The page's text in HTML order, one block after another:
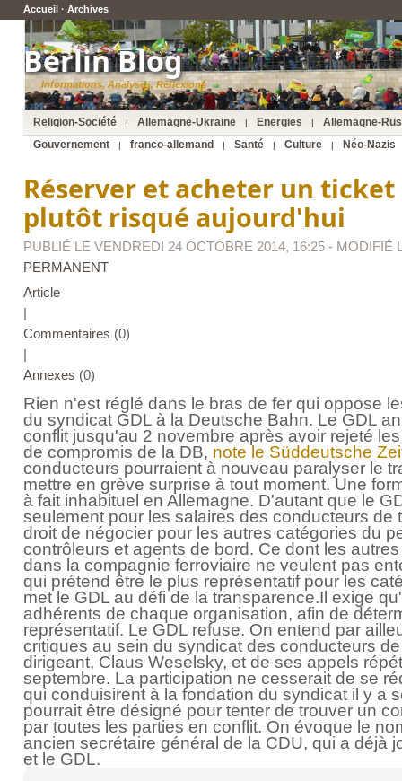
Accueil · Archives
Berlin Blog
Informations, Analyses, Réflexions
Religion-Société | Allemagne-Ukraine | Energies |
Allemagne-
Gouvernement
| franco-allemand | Santé | Culture | Néo-Nazis
Réserver et acheter un
plutôt risqué aujourd'hui
PUBLIÉ LE VENDREDI 24 OCTOBRE 2014, 16:25 - MODIFIÉ
PERMANENT
Article
|
Commentaires (0)
|
Annexes (0)
Rien n'est réglé dans le bras de fer qui oppose
du syndicat GDL à la Deutsche Bahn. Le GDL
conflit jusqu'au 2 novembre après avoir rejeté
de compromis de la DB, note le Süddeutsche
conducteurs pourraient à nouveau paralyser le
mettre en grève surprise à tout moment. Une
à fait inhabituel en Allemagne. D'autant que le
seulement pour les salaires des conducteurs de
droit de négocier pour les autres catégories du
contrôleurs et agents de bord. Ce dont les
dans la compagnie ferroviaire ne veulent pas
qui prétend être le plus représentatif pour les
met le GDL au défi de la transparence.Il exige
adhérents de chaque organisation, afin de
représentatif. Le GDL refuse. On entend par
critiques au sein du syndicat des conducteurs
dirigeant, Claus Weselsky, et de ses appels
septembre. La participation ne cesserait de se
qui conduisirent à la fondation du syndicat il y a
pourrait être désigné pour tenter de trouver un
par toutes les parties en conflit. On évoque le
ancien secrétaire général de la CDU, qui a déjà
et le GDL.